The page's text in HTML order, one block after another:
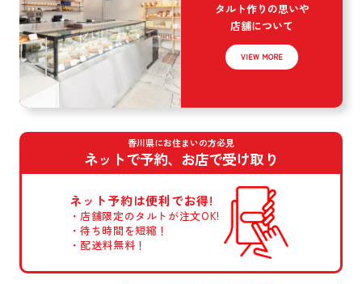
タルト作りの思いや
店舗について
VIEW MORE
香川県にお住まいの方必見
ネットで予約、お店で受け取り
ネット予約は便利でお得!
店舗限定のタルトが注文OK!
待ち時間を短縮！
配送料無料！